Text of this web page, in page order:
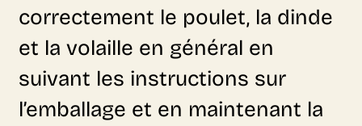
correctement le poulet, la dinde
et la volaille en général en
suivant les instructions sur
l’emballage et en maintenant la